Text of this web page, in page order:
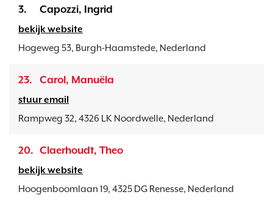
3. Capozzi, Ingrid
bekijk website
Hogeweg 53, Burgh-Haamstede, Nederland
23. Carol, Manuëla
stuur email
Rampweg 32, 4326 LK Noordwelle, Nederland
20. Claerhoudt, Theo
bekijk website
Hoogenboomlaan 19, 4325 DG Renesse, Nederland